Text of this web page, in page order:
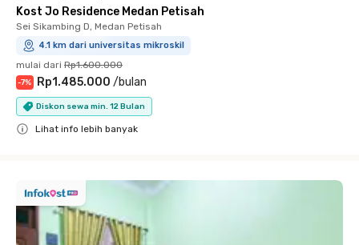
Kost Jo Residence Medan Petisah
Sei Sikambing D, Medan Petisah
4.1 km dari universitas mikroskil
mulai dari Rp1.600.000
-7% Rp1.485.000 /bulan
Diskon sewa min. 12 Bulan
Lihat info lebih banyak